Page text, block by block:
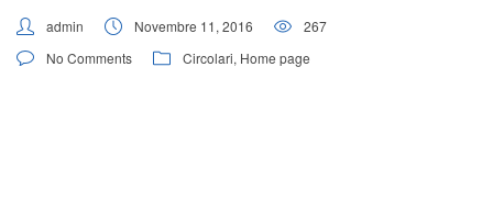
admin Novembre 11, 2016
267
No Comments
Circolari, Home page